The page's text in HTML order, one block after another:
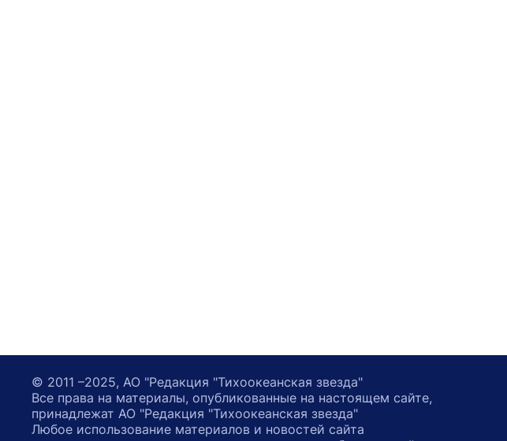
© 2011 –2025, АО "Редакция "Тихоокеанская звезда"
Все права на материалы, опубликованные на настоящем сайте,
принадлежат АО "Редакция "Тихоокеанская звезда"
Любое использование материалов и новостей сайта